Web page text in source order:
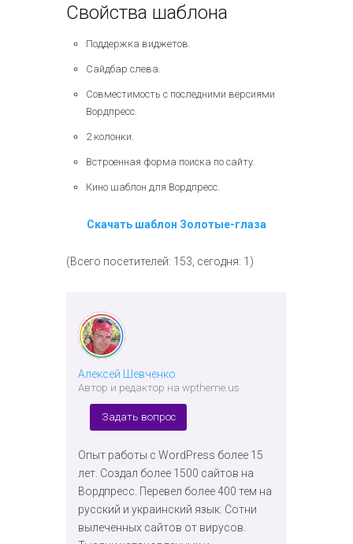
Свойства шаблона
Поддержка виджетов.
Сайдбар слева.
Совместимость с последними версиями
Вордпресс.
2 колонки.
Встроенная форма поиска по сайту.
Кино шаблон для Вордпресс.
Скачать шаблон Золотые-глаза
(Всего посетителей: 153, сегодня: 1)
Алексей Шевченко
Автор и редактор на wptheme.us
Задать вопрос
Опыт работы с WordPress более 15
лет. Создал более 1500 сайтов на
Вордпресс. Перевел более 400 тем на
русский и украинский язык. Сотни
вылеченных сайтов от вирусов.